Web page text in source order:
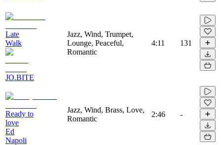
Late
Walk
JO.BITE
Jazz, Wind, Trumpet,
Lounge, Peaceful,
Romantic
4:11 131
Ready to
love
Ed
Napoli
Jazz, Wind, Brass, Love,
Romantic
2:46 -